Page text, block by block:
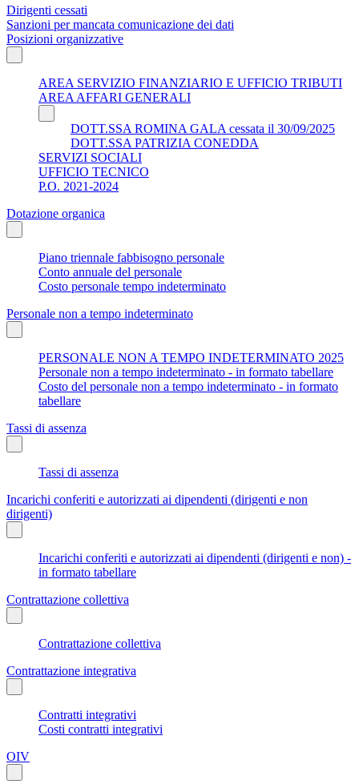
Dirigenti cessati
Sanzioni per mancata comunicazione dei dati
Posizioni organizzative
AREA SERVIZIO FINANZIARIO E UFFICIO TRIBUTI
AREA AFFARI GENERALI
DOTT.SSA ROMINA GALA cessata il 30/09/2025
DOTT.SSA PATRIZIA CONEDDA
SERVIZI SOCIALI
UFFICIO TECNICO
P.O. 2021-2024
Dotazione organica
Piano triennale fabbisogno personale
Conto annuale del personale
Costo personale tempo indeterminato
Personale non a tempo indeterminato
PERSONALE NON A TEMPO INDETERMINATO 2025
Personale non a tempo indeterminato - in formato tabellare
Costo del personale non a tempo indeterminato - in formato
tabellare
Tassi di assenza
Tassi di assenza
Incarichi conferiti e autorizzati ai dipendenti (dirigenti e non
dirigenti)
Incarichi conferiti e autorizzati ai dipendenti (dirigenti e non) -
in formato tabellare
Contrattazione collettiva
Contrattazione collettiva
Contrattazione integrativa
Contratti integrativi
Costi contratti integrativi
OIV